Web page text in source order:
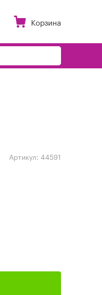
Корзина
Артикул: 44591